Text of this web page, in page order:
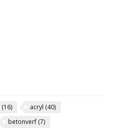
(16) acryl (40)
betonverf (7)